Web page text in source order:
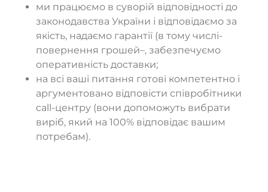
ми працюємо в суворій відповідності до
законодавства України і відповідаємо за
якість, надаємо гарантії (в тому числі-
повернення грошей–, забезпечуємо
оперативність доставки;
на всі ваші питання готові компетентно і
аргументовано відповісти співробітники
call-центру (вони допоможуть вибрати
виріб, який на 100% відповідає вашим
потребам).